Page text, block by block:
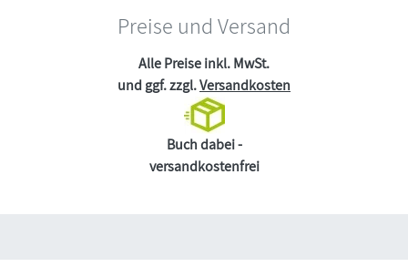
Preise und Versand
Alle Preise inkl. MwSt.
und ggf. zzgl.Versandkosten
Buch dabei -
versandkostenfrei